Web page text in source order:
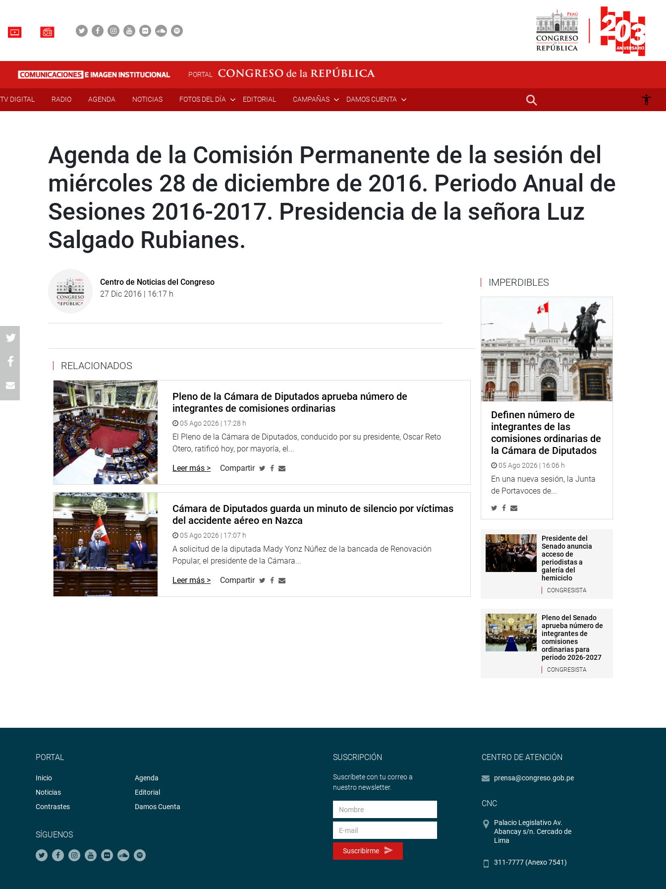
PORTAL
TV DIGITAL RADIO AGENDA NOTICIAS FOTOS DEL DÍA EDITORIAL CAMPAÑAS DAMOS CUENTA
Agenda de la Comisión Permanente de la sesión del
miércoles 28 de diciembre de 2016. Periodo Anual de
Sesiones 2016-2017. Presidencia de la señora Luz
Salgado Rubianes.
Centro de Noticias del Congreso
27 Dic 2016 | 16:17 h
RELACIONADOS
Pleno de la Cámara de Diputados aprueba número de
integrantes de comisiones ordinarias
05 Ago 2026 | 17:28 h
El Pleno de la Cámara de Diputados, conducido por su presidente, Oscar Reto
Otero, ratificó hoy, por mayoría, el...
Leer más > Compartir
Cámara de Diputados guarda un minuto de silencio por víctimas
del accidente aéreo en Nazca
05 Ago 2026 | 17:07 h
A solicitud de la diputada Mady Yonz Núñez de la bancada de Renovación
Popular, el presidente de la Cámara...
Leer más > Compartir
IMPERDIBLES
Definen número de
integrantes de las
comisiones ordinarias de
la Cámara de Diputados
05 Ago 2026 | 16:06 h
En una nueva sesión, la Junta
de Portavoces de...
Presidente del
Senado anuncia
acceso de
periodistas a
galería del
hemiciclo
CONGRESISTA
Pleno del Senado
aprueba número de
integrantes de
comisiones
ordinarias para
periodo 2026-2027
CONGRESISTA
PORTAL
Inicio
Noticias
Contrastes
Agenda
Editorial
Damos Cuenta
SÍGUENOS
SUSCRIPCIÓN
Suscríbete con tu correo a
nuestro newsletter.
Suscribirme
CENTRO DE ATENCIÓN
prensa@congreso.gob.pe
CNC
Palacio Legislativo Av.
Abancay s/n. Cercado de
Lima
311-7777 (Anexo 7541)